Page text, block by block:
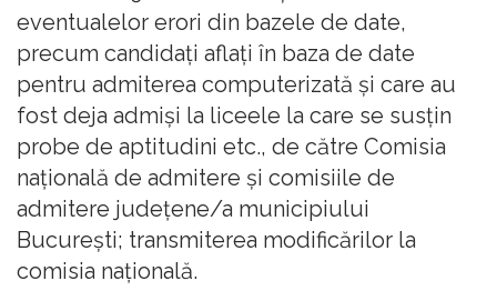
eventualelor erori din bazele de date,
precum candidați aflați în baza de date
pentru admiterea computerizată și care au
fost deja admiși la liceele la care se susțin
probe de aptitudini etc., de către Comisia
națională de admitere și comisiile de
admitere județene/a municipiului
București; transmiterea modificărilor la
comisia națională.